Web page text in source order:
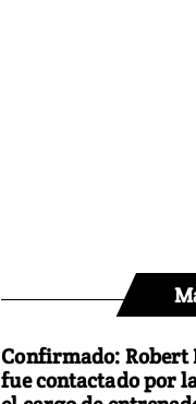
Confirmado: Robert
fue contactado por